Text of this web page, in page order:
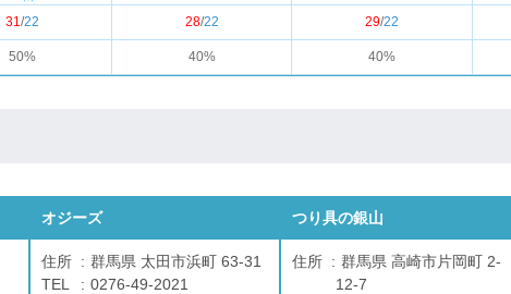
31/22 28/22 29/22
50% 40% 40%
オジーズ
住所
群馬県 太田市浜町 63-31
TEL
0276-49-2021
つり具の銀山
住所
群馬県 高崎市片岡町 2-
12-7